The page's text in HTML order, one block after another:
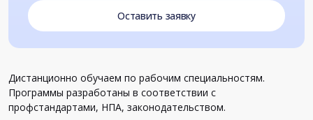
Оставить заявку
Дистанционно обучаем по рабочим специальностям.
Программы разработаны в соответствии с
профстандартами, НПА, законодательством.